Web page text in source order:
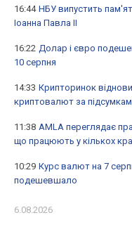
16:44 НБУ випустить
Іоанна Павла II
16:22 Долар і євро
10 серпня
14:33 Крипторинок
криптовалют за
11:38 AMLA переглядає
що працюють у кількох
10:29 Курс валют на 7
подешевшало
6.08.2026